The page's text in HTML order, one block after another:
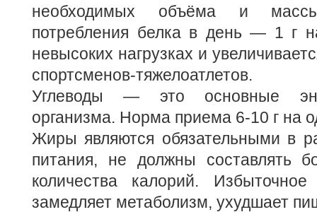
необходимых объёма и
потребления белка в день — 1 г
невысоких нагрузках и
спортсменов-тяжелоатлетов.
Углеводы — это основные
организма. Норма приема 6-10 г на
Жиры являются обязательными в
питания, не должны составлять
количества калорий.
замедляет метаболизм, ухудшает